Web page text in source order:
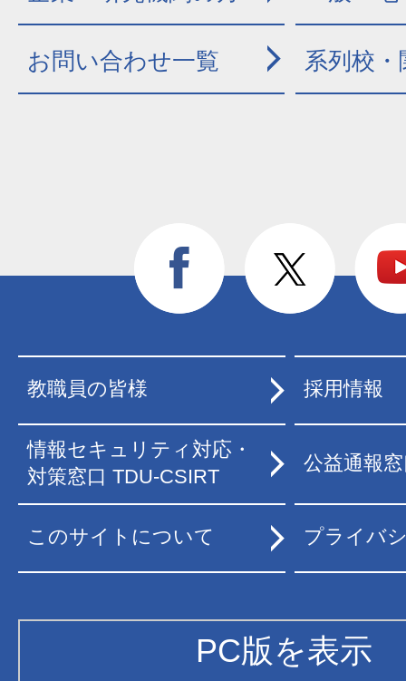
お問い合わせ一覧 系列校
教職員の皆様 採用情報
情報セキュリティ対応・
対策窓口 TDU-CSIRT
公益通報
このサイトについて プライバ
PC版を表示